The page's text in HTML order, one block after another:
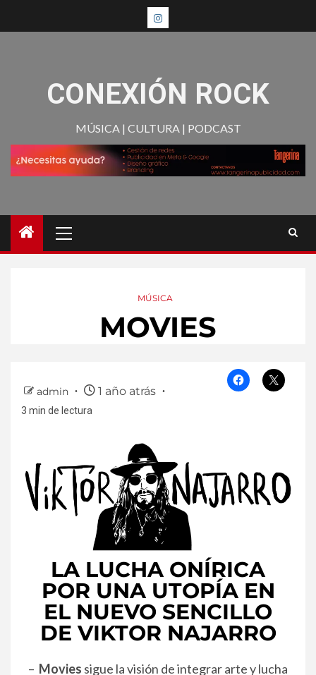
CONEXIÓN ROCK
MÚSICA | CULTURA | PODCAST
MÚSICA
MOVIES
admin 1 año atrás
3 min de lectura
LA LUCHA ONÍRICA
POR UNA UTOPÍA EN
EL NUEVO SENCILLO
DE VIKTOR NAJARRO
– Movies sigue la visión de integrar arte y lucha